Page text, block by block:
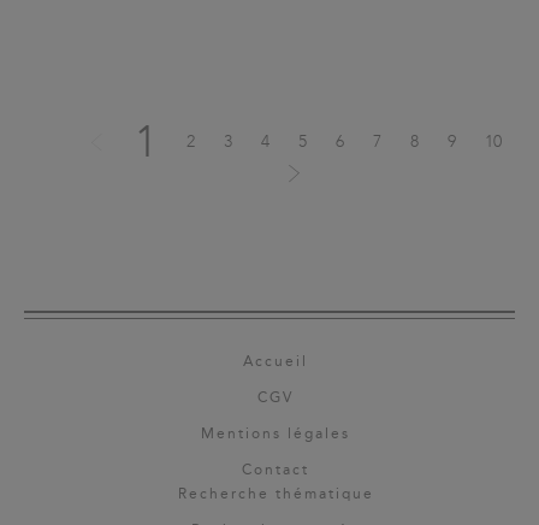
1 2 3 4 5 6 7 8 9 10
Accueil
CGV
Mentions légales
Contact
Recherche thématique